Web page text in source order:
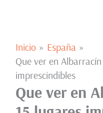
Inicio
España
Que ver en
imprescindibles
Que ver en